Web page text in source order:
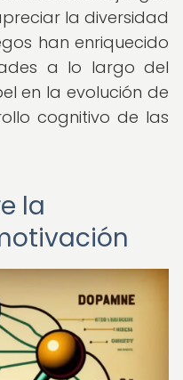
la diversidad
han enriquecido
a lo largo del
en la evolución de
cognitivo de las
la